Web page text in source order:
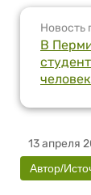
Новость
В
13 апреля
Автор/